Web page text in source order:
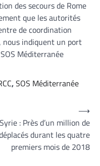
des secours de Rome
que les autorités
de coordination
nous indiquent un port
Méditerranée
,SOS Méditerranée
Syrie : Près d’un million de
durant les quatre
premiers mois de 2018
⟶